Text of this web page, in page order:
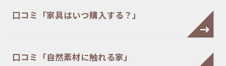
口コミ「家具はいつ購入する？」
口コミ「自然素材に触れる家」